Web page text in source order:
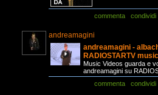
commenta condividi
andreamagini
andreamagini -
RADIOSTARTV
Music Videos guarda e
andreamagini su
commenta
condividi